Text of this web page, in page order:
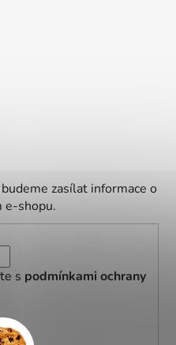
zasílat informace o
e-shopu.
s podmínkami ochrany